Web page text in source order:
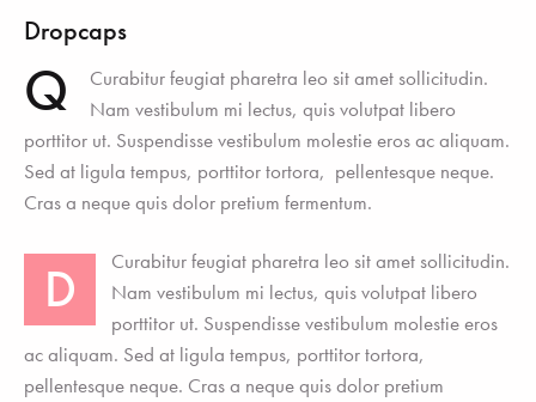
Dropcaps
Q
Curabitur feugiat pharetra leo sit amet sollicitudin.
Nam vestibulum mi lectus, quis volutpat libero
porttitor ut. Suspendisse vestibulum molestie eros ac aliquam.
Sed at ligula tempus, porttitor tortora, pellentesque neque.
Cras a neque quis dolor pretium fermentum.
D
Curabitur feugiat pharetra leo sit amet sollicitudin.
Nam vestibulum mi lectus, quis volutpat libero
porttitor ut. Suspendisse vestibulum molestie eros
ac aliquam. Sed at ligula tempus, porttitor tortora,
pellentesque neque. Cras a neque quis dolor pretium